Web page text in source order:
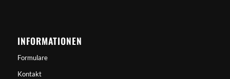
INFORMATIONEN
Formulare
Kontakt